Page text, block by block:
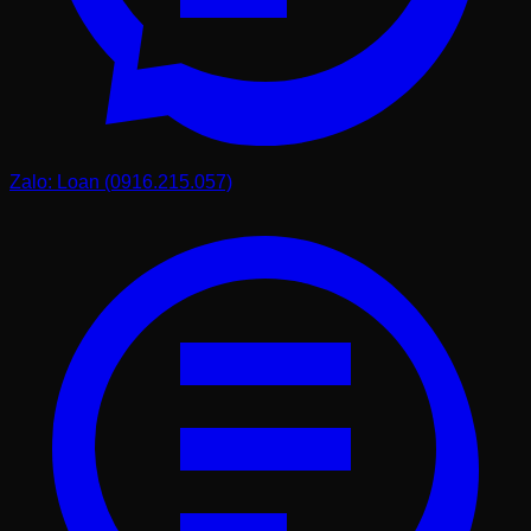
Làm thế nào để phân biệt đá ghép tự nhiên và đá giả
bằng bê tông?
Đá tự nhiên khi chạm vào luôn có cảm giác mát lạnh, vân
đá không trùng lặp và màu sắc có chiều sâu rõ rệt. Khi
dùng vật cứng gõ nhẹ, đá tự nhiên có tiếng kêu đanh,
thanh hơn. Trong khi đó, đá giả bằng bê tông thường có
màu sắc nhạt hơn, bề mặt nhìn hơi "dại" và các viên đá có
xương đá ở mặt sau, đá tự nhiên sẽ thấy rõ cấu trúc tinh
thể khoáng sản còn đá giả sẽ thấy các hạt cát và xi măng.
Nếu bạn còn bất kỳ thắc mắc nào về các dòng đá trang trí,
hãy đừng ngần ngại nhắn tin hoặc gọi điện cho Loan. Sự
hài lòng của bạn chính là động lực lớn nhất để Phú Thọ
Stone tiếp tục phát triển và cống hiến.
Zalo: Loan (0916.215.057)